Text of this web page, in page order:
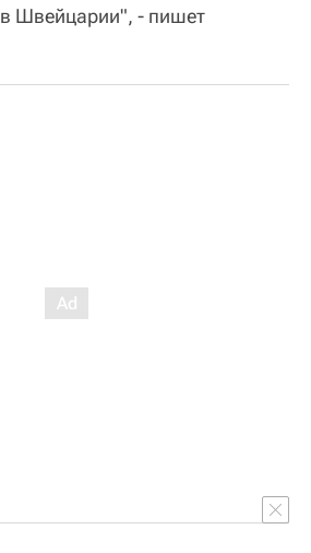
в Швейцарии", - пишет